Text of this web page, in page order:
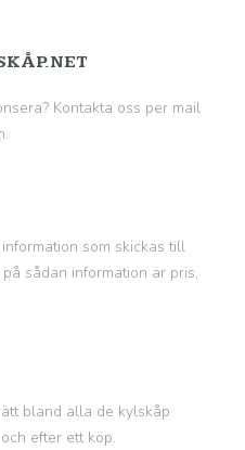
Kontakta oss per mail
som skickas till
sådan information är pris,
bland alla de kylskåp
efter ett köp.